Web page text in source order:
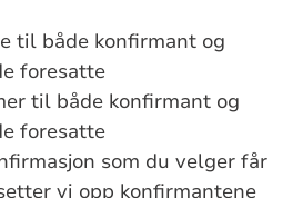
til både konfirmant og
foresatte
til både konfirmant og
foresatte
som du velger får
vi opp konfirmantene